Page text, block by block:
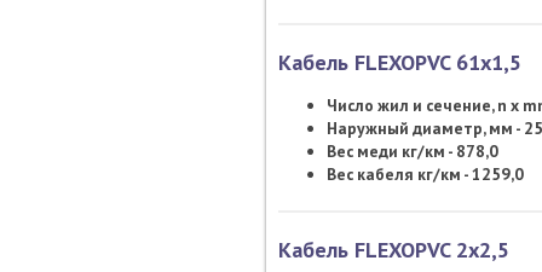
Кабель FLEXOPVC 61х1,5
Число жил и сечение, n x
Наружный диаметр, мм -
Вес меди кг/км - 878,0
Вес кабеля кг/км - 1259,0
Кабель FLEXOPVC 2х2,5